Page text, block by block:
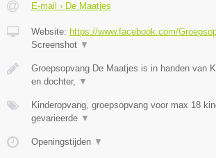
E-mail › De Maatjes
Website: https://www.facebook.com/
Screenshot ▼
Groepsopvang De Maatjes is in handen van
en dochter,
▼
Kinderopvang, groepsopvang voor max 18
gevarieerde ▼
Openingstijden ▼